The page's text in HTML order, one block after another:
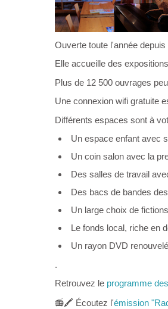
Ouverte toute l'année depuis
Elle accueille des
Plus de 12 500 ouvrages
Une connexion wifi gratuite
Différents espaces sont à
Un espace enfant avec
Un coin salon avec la
Des salles de travail
Des bacs de bandes
Un large choix de
Le fonds local, riche en
Un rayon DVD
.
Retrouvez le programme
📻🖍️ Écoutez l'émission